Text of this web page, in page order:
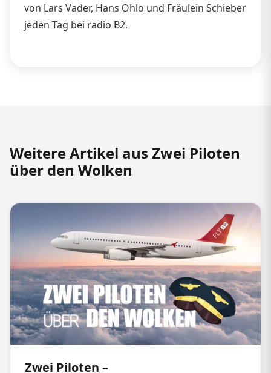
von Lars Vader, Hans Ohlo und Fräulein Schieber
jeden Tag bei radio B2.
Weitere Artikel aus Zwei Piloten
über den Wolken
Zwei Piloten –